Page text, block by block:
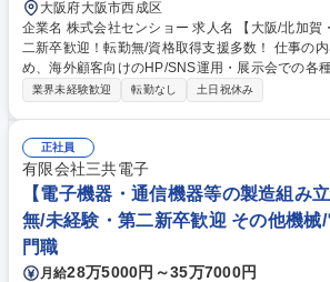
大阪府大阪市西成区
企業名 株式会社センショー 求人名 【大阪/北加賀・広報/企画】未経験・第
二新卒歓迎！転勤無/資格取得支援多数！ 仕事の内容 海外販路拡大のた
め、海外顧客向けのHP/SNS運用・展示会での各
【入社後】まずは製品知識をつけていただくため
す。 【育成】未経験スタートの社員が多く、教育
す。 募集職種 【大阪/北加賀・広報/企画】未経験・第二新卒歓迎！転勤無/
資格取得支援多数！
業界未経験歓迎 転勤なし 土日祝休み
正社員
有限会社三共電子
【電子機器・通信機器等の製造組み
無/未経験・第二新卒歓迎 その他機械
門職
月給28万5000円～35万7000円